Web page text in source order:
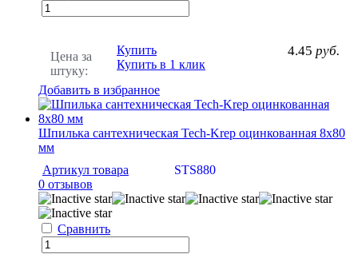
Цена за
штуку:
4.45 руб.
Купить
Купить в 1 клик
Добавить в избранное
Шпилька сантехническая Tech-Krep оцинкованная 8х80
мм
Артикул товара
STS880
0 отзывов
Сравнить